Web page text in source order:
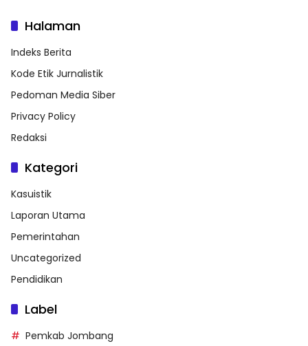
Halaman
Indeks Berita
Kode Etik Jurnalistik
Pedoman Media Siber
Privacy Policy
Redaksi
Kategori
Kasuistik
Laporan Utama
Pemerintahan
Uncategorized
Pendidikan
Label
Pemkab Jombang